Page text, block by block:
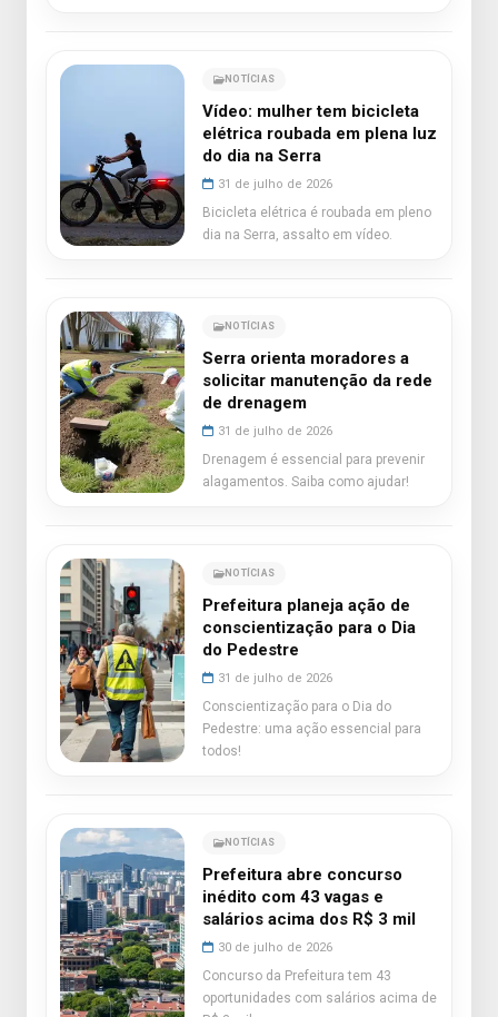
NOTÍCIAS
Vídeo: mulher tem bicicleta
elétrica roubada em plena luz
do dia na Serra
31 de julho de 2026
Bicicleta elétrica é roubada em pleno
dia na Serra, assalto em vídeo.
NOTÍCIAS
Serra orienta moradores a
solicitar manutenção da rede
de drenagem
31 de julho de 2026
Drenagem é essencial para prevenir
alagamentos. Saiba como ajudar!
NOTÍCIAS
Prefeitura planeja ação de
conscientização para o Dia
do Pedestre
31 de julho de 2026
Conscientização para o Dia do
Pedestre: uma ação essencial para
todos!
NOTÍCIAS
Prefeitura abre concurso
inédito com 43 vagas e
salários acima dos R$ 3 mil
30 de julho de 2026
Concurso da Prefeitura tem 43
oportunidades com salários acima de